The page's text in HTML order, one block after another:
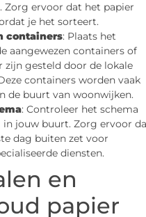
Zorg ervoor dat het papier
je het sorteert.
containers: Plaats het
aangewezen containers of
zijn gesteld door de lokale
containers worden vaak
de buurt van woonwijken.
: Controleer het schema
jouw buurt. Zorg ervoor
dag buiten zet voor
diensten.
en
papier